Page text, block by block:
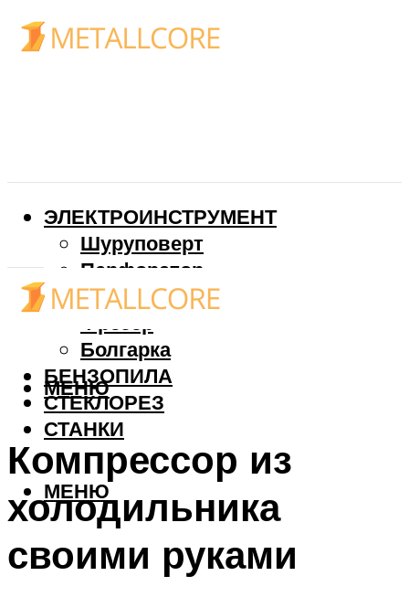
ЭЛЕКТРОИНСТРУМЕНТ
Шуруповерт
Перфоратор
Дрель
Фрезер
Болгарка
БЕНЗОПИЛА
СТЕКЛОРЕЗ
СТАНКИ
МЕНЮ
МЕНЮ
Компрессор из
холодильника
своими руками